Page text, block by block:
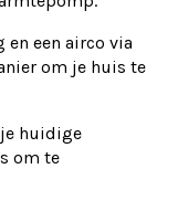
een airco via
om je huis te
huidige
om te